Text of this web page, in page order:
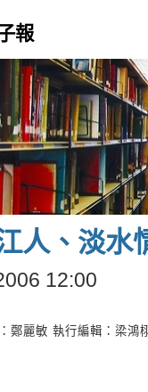
報
人、淡水
12:00
鄭麗敏 執行編輯：梁鴻